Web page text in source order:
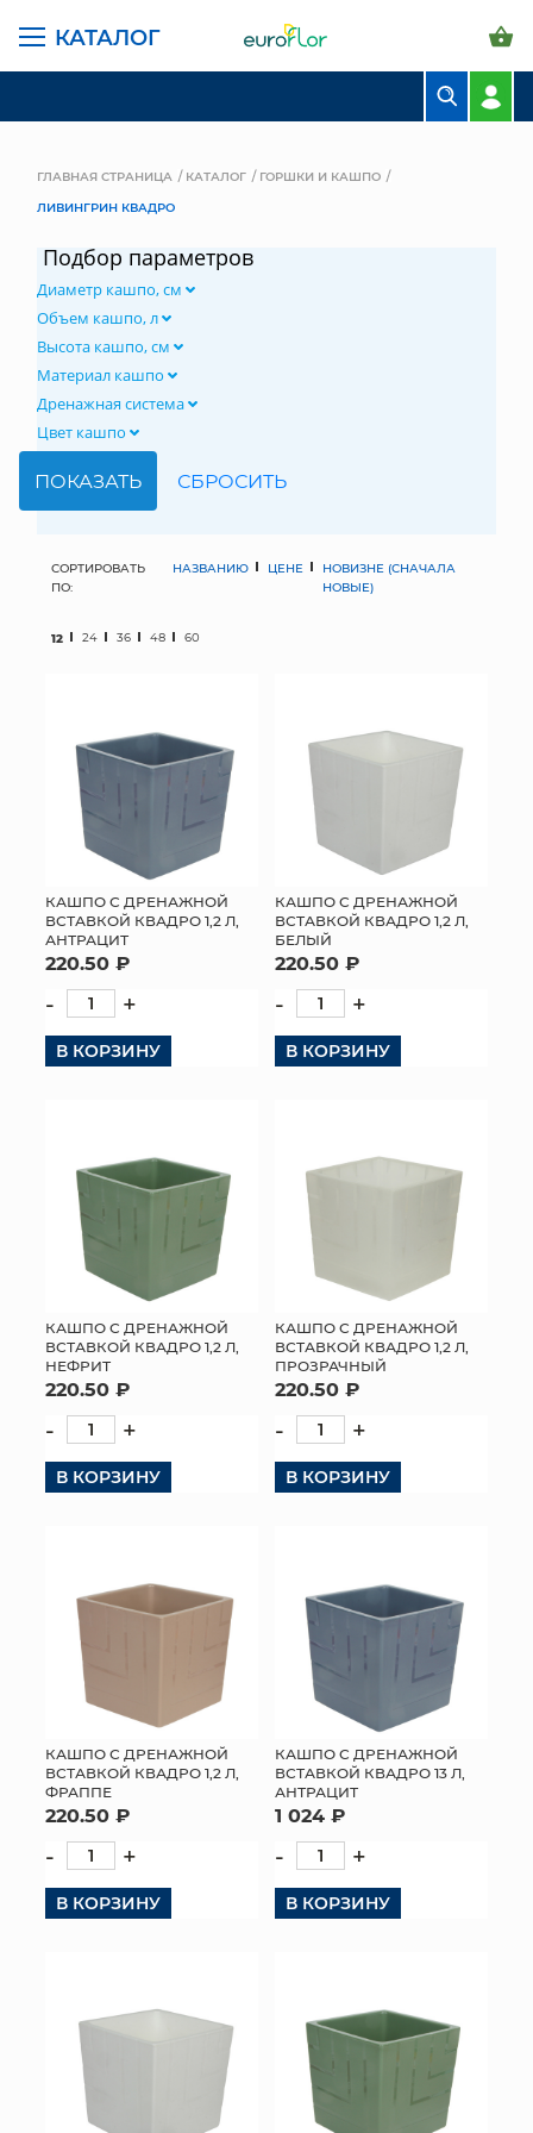
КАТАЛОГ
СВАДЕБНАЯ ФЛОРИСТИКА
МЯГКИЕ ИГРУШКИ
ИСКУССТВЕННЫЕ ЦВЕТЫ
ПАКЕТЫ И СУМКИ
ПОДАРОЧНЫЕ КАРТЫ
ТОРГОВЫЙ ЦЕНТР
ОПТОВЫМ КЛИЕНТАМ
ДОСТАВКА И ОПЛАТА
ГЛАВНАЯ СТРАНИЦА КАТАЛОГ
ГОРШКИ И КАШПО
ЛИВИНГРИН КВАДРО
Подбор параметров
Диаметр кашпо, см
Объем кашпо, л
Высота кашпо, см
Материал кашпо
Дренажная система
Цвет кашпо
СОРТИРОВАТЬ
ПО:
НАЗВАНИЮ ЦЕНЕ
НОВИЗНЕ (СНАЧАЛА
НОВЫЕ)
12 24 36 48 60
КАШПО С ДРЕНАЖНОЙ
ВСТАВКОЙ КВАДРО 1,2 Л,
АНТРАЦИТ
220.50 ₽
- +
В КОРЗИНУ
КАШПО С ДРЕНАЖНОЙ
ВСТАВКОЙ КВАДРО 1,2 Л,
БЕЛЫЙ
220.50 ₽
- +
В КОРЗИНУ
КАШПО С ДРЕНАЖНОЙ
ВСТАВКОЙ КВАДРО 1,2 Л,
НЕФРИТ
220.50 ₽
- +
В КОРЗИНУ
КАШПО С ДРЕНАЖНОЙ
ВСТАВКОЙ КВАДРО 1,2 Л,
ПРОЗРАЧНЫЙ
220.50 ₽
- +
В КОРЗИНУ
КАШПО С ДРЕНАЖНОЙ
ВСТАВКОЙ КВАДРО 1,2 Л,
ФРАППЕ
220.50 ₽
- +
В КОРЗИНУ
КАШПО С ДРЕНАЖНОЙ
ВСТАВКОЙ КВАДРО 13 Л,
АНТРАЦИТ
1 024 ₽
- +
В КОРЗИНУ